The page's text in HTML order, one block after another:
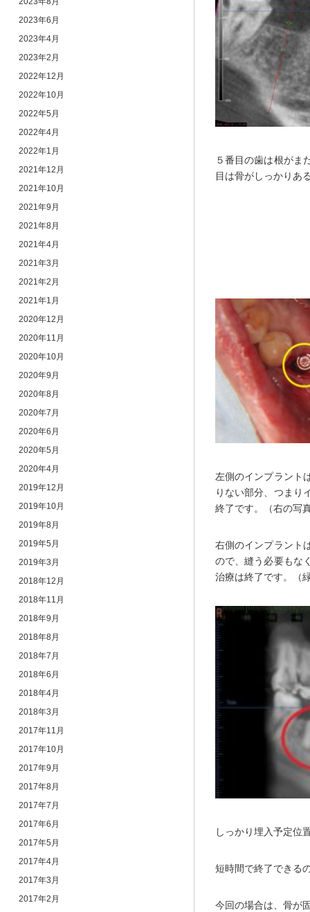
2023年6月
2023年4月
2023年2月
2022年12月
2022年10月
2022年5月
2022年4月
2022年1月
2021年12月
2021年10月
2021年9月
2021年8月
2021年4月
2021年3月
2021年2月
2021年1月
2020年12月
2020年11月
2020年10月
2020年9月
2020年8月
2020年7月
2020年6月
2020年5月
2020年4月
2019年12月
2019年10月
2019年8月
2019年5月
2019年3月
2018年12月
2018年11月
2018年9月
2018年8月
2018年7月
2018年6月
2018年4月
2018年3月
2017年11月
2017年10月
2017年9月
2017年8月
2017年7月
2017年6月
2017年5月
2017年4月
2017年3月
2017年2月
５番目の歯は根がま
目は骨がしっかりあ
左側のインプラント
りない部分、つまり
終了です。（右の写
右側のインプラント
ので、縫う必要もな
治療は終了です。（
しっかり埋入予定位
短時間で終了できる
今回の場合は、骨が